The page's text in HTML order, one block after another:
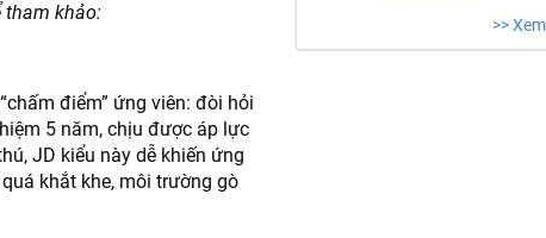
tham khảo:
điểm” ứng viên: đòi hỏi
5 năm, chịu được áp lực
JD kiểu này dễ khiến ứng
khắt khe, môi trường gò
>>